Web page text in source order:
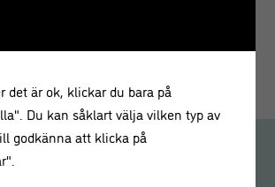
det är ok, klickar du bara på
Du kan såklart välja vilken typ av
godkänna att klicka på